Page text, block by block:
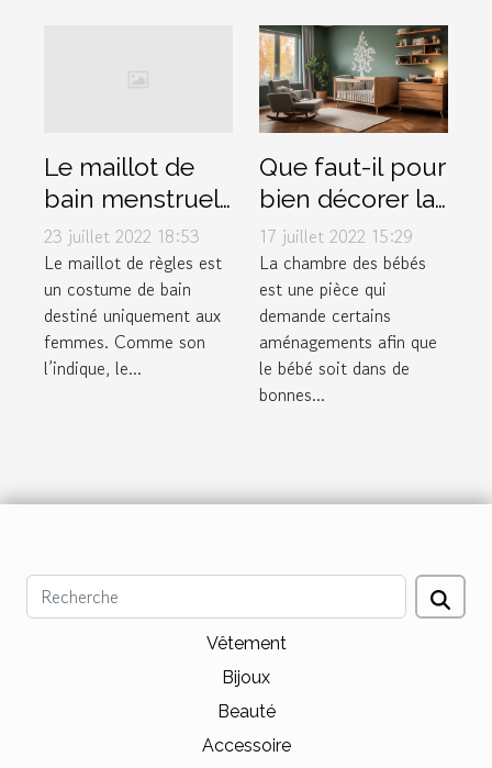
Le maillot de
bain menstruel :
comment
fonctionne t'il ?
23 juillet 2022 18:53
Le maillot de règles est
un costume de bain
destiné uniquement aux
femmes. Comme son
l’indique, le...
Que faut-il pour
bien décorer la
chambre d’un
bébé ?
17 juillet 2022 15:29
La chambre des bébés
est une pièce qui
demande certains
aménagements afin que
le bébé soit dans de
bonnes...
Vêtement
Bijoux
Beauté
Accessoire